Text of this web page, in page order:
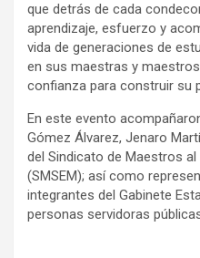
que detrás de cada
aprendizaje, esfuerzo y
vida de generaciones de
en sus maestras y
confianza para construir su
En este evento
Gómez Álvarez, Jenaro
del Sindicato de Maestros
(SMSEM); así como
integrantes del Gabinete
personas servidoras